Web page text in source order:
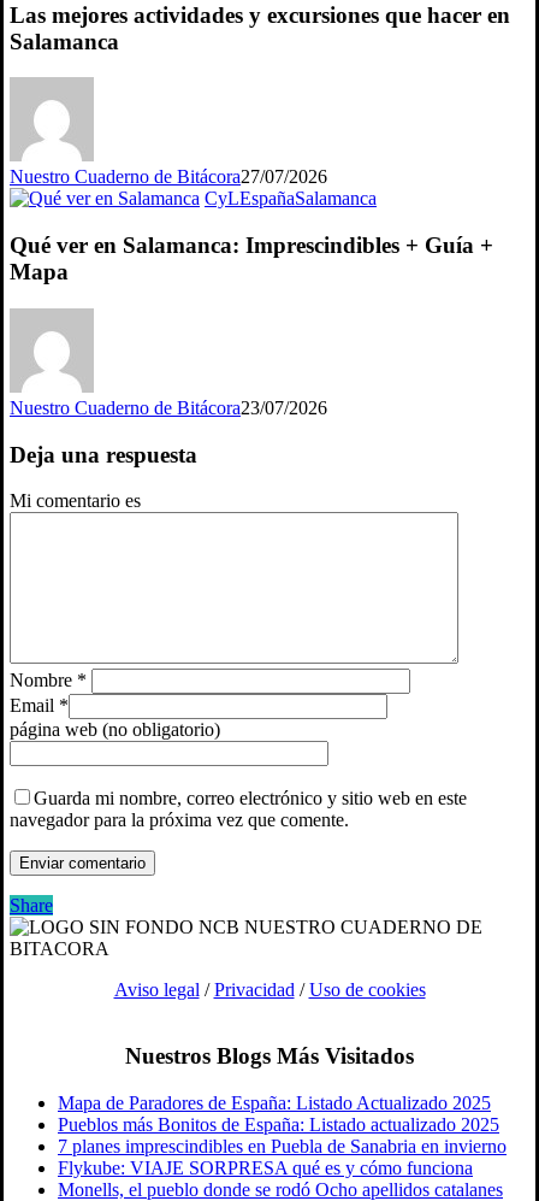
Las mejores actividades y excursiones que hacer en
Salamanca
Nuestro Cuaderno de Bitácora27/07/2026
CyLEspañaSalamanca
Qué ver en Salamanca: Imprescindibles + Guía +
Mapa
Nuestro Cuaderno de Bitácora23/07/2026
Deja una respuesta
Mi comentario es
Nombre *
Email *
página web (no obligatorio)
Guarda mi nombre, correo electrónico y sitio web en este
navegador para la próxima vez que comente.
Share
Aviso legal /Privacidad /Uso de cookies
Nuestros Blogs Más Visitados
Mapa de Paradores de España: Listado Actualizado 2025
Pueblos más Bonitos de España: Listado actualizado 2025
7 planes imprescindibles en Puebla de Sanabria en invierno
Flykube: VIAJE SORPRESA qué es y cómo funciona
Monells, el pueblo donde se rodó Ocho apellidos catalanes